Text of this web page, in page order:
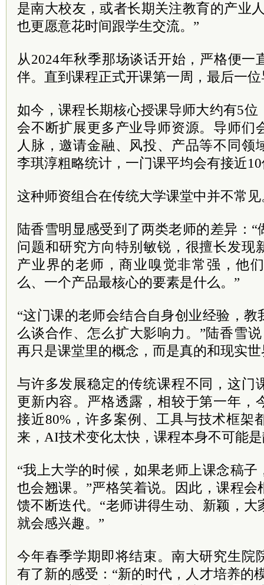
是南大校友，或者长期关注教育的产业
也更愿意花时间跟学生交流。”
从2024年秋季那场谈话开始，严格便一
伴。直到课程正式开课第一周，最后一
如今，课程长期核心授课导师大约有5
会不断扩展更多产业导师资源。导师们
人脉，邀请金融、风投、产品等不同领
李琪淳粗略统计，一门课平均会有接近
这种师资组合在传统大学课堂中并不常见
陆香雪明显感受到了两类老师的差异：
问题和研究方向特别敏锐，很擅长发现
产业界的老师，商业嗅觉非常强，他
么、一个产品最核心的要素是什么。”
“这门课的老师会结合自身创业经验，
么谈合作、怎么扩大影响力。”陆香雪
再只是课堂里的概念，而是真的和现实
与许多发展稳定的传统课程不同，这门
更新内容。严格透露，相较于第一年，
接近80%，许多案例、工具与技术框架
来，AI技术变化太快，课程本身不可能
“我上大学的时候，如果老师上课念稿
也会翘课。”严格笑着说。因此，课程
馈不断迭代。“老师讲得生动、新颖，
就会感兴趣。”
今年春季学期即将结束。南大研究生院
有了新的感受：“新的时代，人才培养的